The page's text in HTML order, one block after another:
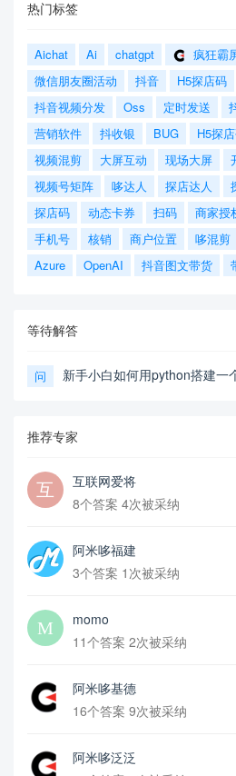
热门标签
Aichat Ai chatgpt 疯狂霸
微信朋友圈活动
抖音 H5探店码
抖音视频分发
Oss 定时发送
营销软件
抖收银 BUG H5探
视频混剪
大屏互动 现场大屏
视频号矩阵
哆达人 探店达人
探店码
动态卡券 扫码 商家授
手机号
核销 商户位置 哆混剪
Azure
OpenAI 抖音图文带货
等待解答
问 新手小白如何用python搭建一
推荐专家
互联网爱将
8个答案 4次被采纳
阿米哆福建
3个答案 1次被采纳
momo
11个答案 2次被采纳
阿米哆基德
16个答案 9次被采纳
阿米哆泛泛